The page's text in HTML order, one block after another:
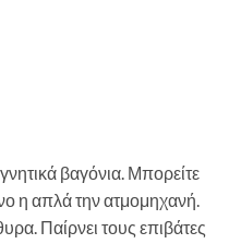
βαγόνια. Μπορείτε
η απλά την ατμομηχανή.
Παίρνει τους επιβάτες